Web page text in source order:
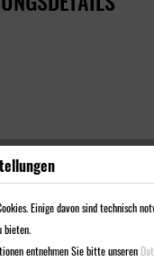
Einige davon sind technisch
bieten.
entnehmen Sie bitte unseren